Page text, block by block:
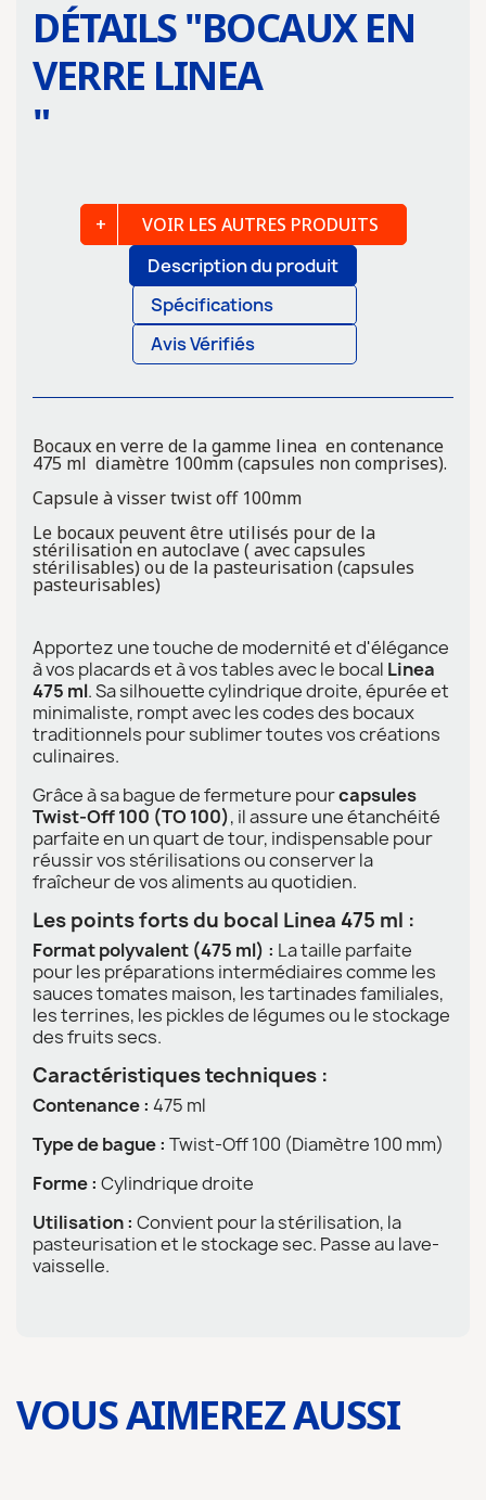
DÉTAILS "BOCAUX EN
VERRE LINEA
"
Description du produit
Spécifications
Avis Vérifiés
VOIR LES AUTRES PRODUITS
Bocaux en verre de la gamme linea en contenance
475 ml diamètre 100mm (capsules non comprises).
Capsule à visser twist off 100mm
Le bocaux peuvent être utilisés pour de la
stérilisation en autoclave ( avec capsules
stérilisables) ou de la pasteurisation (capsules
pasteurisables)
Apportez une touche de modernité et d'élégance
à vos placards et à vos tables avec le bocal Linea
475 ml. Sa silhouette cylindrique droite, épurée et
minimaliste, rompt avec les codes des bocaux
traditionnels pour sublimer toutes vos créations
culinaires.
Grâce à sa bague de fermeture pourcapsules
Twist-Off 100 (TO 100), il assure une étanchéité
parfaite en un quart de tour, indispensable pour
réussir vos stérilisations ou conserver la
fraîcheur de vos aliments au quotidien.
Les points forts du bocal Linea 475 ml :
Format polyvalent (475 ml) : La taille parfaite
pour les préparations intermédiaires comme les
sauces tomates maison, les tartinades familiales,
les terrines, les pickles de légumes ou le stockage
des fruits secs.
Caractéristiques techniques :
Contenance : 475 ml
Type de bague : Twist-Off 100 (Diamètre 100 mm)
Forme : Cylindrique droite
Utilisation : Convient pour la stérilisation, la
pasteurisation et le stockage sec. Passe au lave-
vaisselle.
VOUS AIMEREZ AUSSI